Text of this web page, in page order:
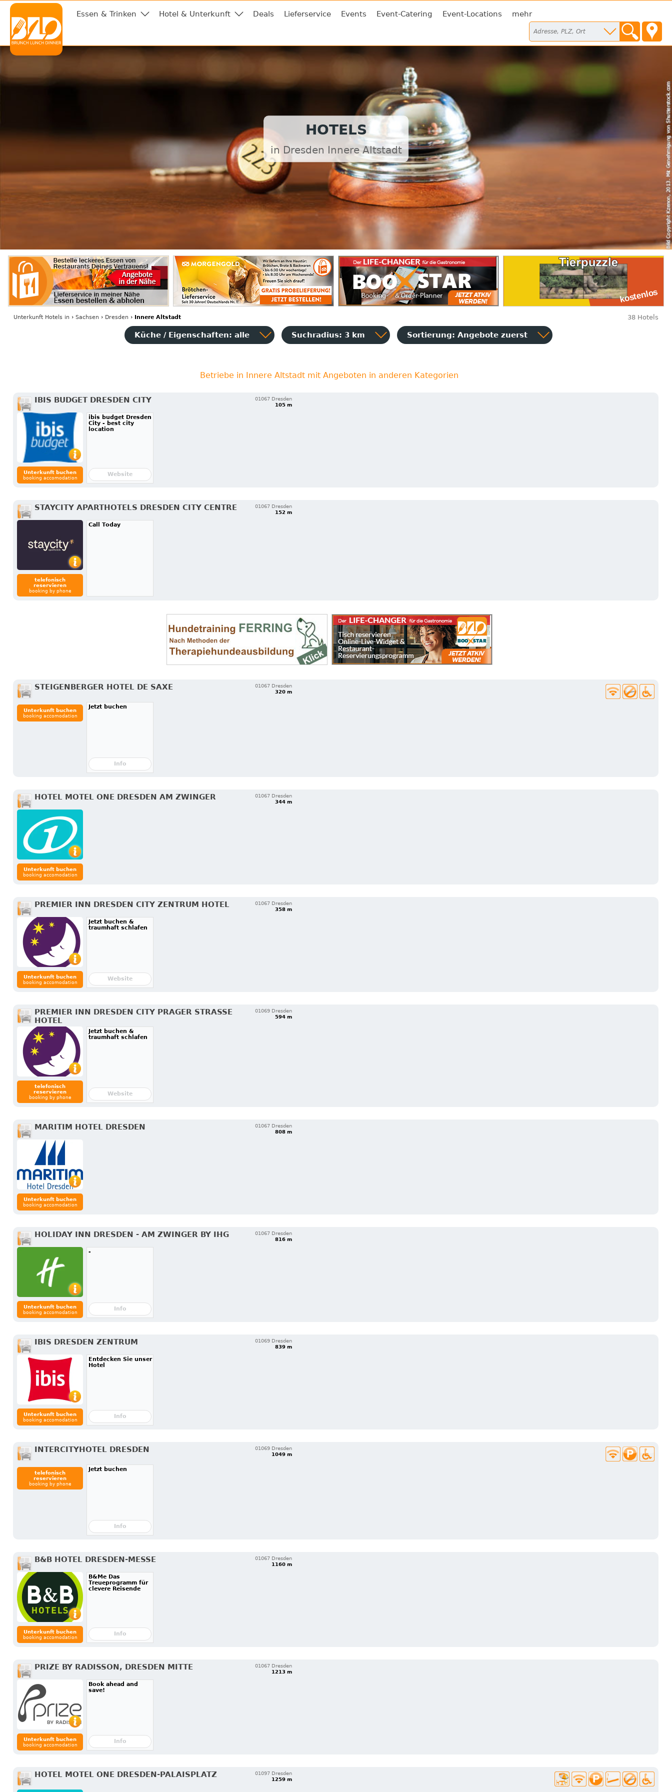
Essen & Trinken Hotel & Unterkunft Deals Lieferservice Events Event-Catering Event-Locations mehr
HOTELS
in Dresden Innere Altstadt
Unterkunft Hotels in › Sachsen › Dresden › Innere Altstadt 38 Hotels
Küche / Eigenschaften: alle Suchradius: 3 km Sortierung: Angebote zuerst
Betriebe in Innere Altstadt mit Angeboten in anderen Kategorien
IBIS BUDGET DRESDEN CITY
01067 Dresden
105 m
Unterkunft buchen
booking accomodation
ibis budget Dresden
City - best city
location
Website
STAYCITY APARTHOTELS DRESDEN CITY CENTRE
01067 Dresden
152 m
telefonisch
reservieren
booking by phone
Call Today
STEIGENBERGER HOTEL DE SAXE
01067 Dresden
320 m
Unterkunft buchen
booking accomodation
Jetzt buchen
Info
HOTEL MOTEL ONE DRESDEN AM ZWINGER
01067 Dresden
344 m
Unterkunft buchen
booking accomodation
PREMIER INN DRESDEN CITY ZENTRUM HOTEL
01067 Dresden
358 m
Unterkunft buchen
booking accomodation
Jetzt buchen &
traumhaft schlafen
Website
PREMIER INN DRESDEN CITY PRAGER STRASSE H
OTEL
01069 Dresden
594 m
telefonisch
reservieren
booking by phone
Jetzt buchen &
traumhaft schlafen
Website
MARITIM HOTEL DRESDEN
01067 Dresden
808 m
Unterkunft buchen
booking accomodation
HOLIDAY INN DRESDEN - AM ZWINGER BY IHG
01067 Dresden
816 m
Unterkunft buchen
booking accomodation
-
Info
IBIS DRESDEN ZENTRUM
01069 Dresden
839 m
Unterkunft buchen
booking accomodation
Entdecken Sie unser
Hotel
Info
INTERCITYHOTEL DRESDEN
01069 Dresden
1049 m
telefonisch
reservieren
booking by phone
Jetzt buchen
Info
B&B HOTEL DRESDEN-MESSE
01067 Dresden
1160 m
Unterkunft buchen
booking accomodation
B&Me Das
Treueprogramm für
clevere Reisende
Info
PRIZE BY RADISSON, DRESDEN MITTE
01067 Dresden
1213 m
Unterkunft buchen
booking accomodation
Book ahead and
save!
Info
HOTEL MOTEL ONE DRESDEN-PALAISPLATZ
01097 Dresden
1259 m